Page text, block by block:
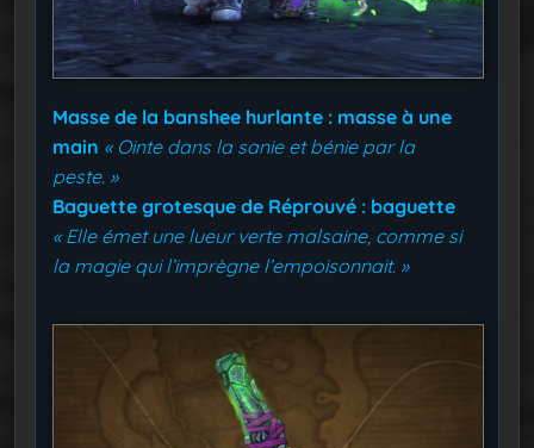
Masse de la banshee hurlante : masse à une
main « Ointe dans la sanie et bénie par la
peste. »
Baguette grotesque de Réprouvé : baguette
« Elle émet une lueur verte malsaine, comme si
la magie qui l’imprègne l’empoisonnait. »